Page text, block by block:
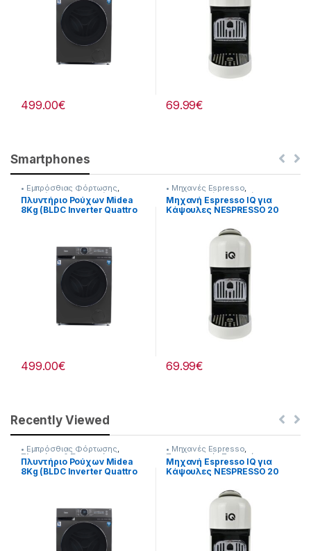
499.00€ 69.99€
Smartphones
• Εμπρόσθιας Φόρτωσης
Πλυντήρια & Στεγνωτήρια
Πλυντήριο Ρούχων Midea
8Kg (BLDC Inverter Quattro
499.00€
• Μηχανές Espresso
Προετοιμασία Πρωινού
Μηχανή Espresso IQ για
Κάψουλες NESPRESSO 20
69.99€
Recently Viewed
• Εμπρόσθιας Φόρτωσης,
Πλυντήρια & Στεγνωτήρια
Πλυντήριο Ρούχων Midea
8Kg (BLDC Inverter Quattro
• Μηχανές Espresso,
Προετοιμασία Πρωινού
Μηχανή Espresso IQ για
Κάψουλες NESPRESSO 20